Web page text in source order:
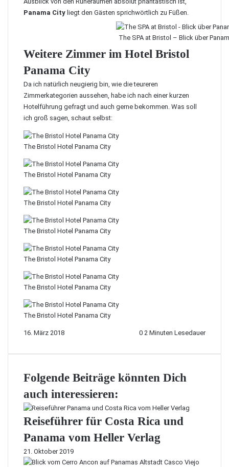
Panama City liegt den Gästen sprichwörtlich zu Füßen.
The SPA at Bristol – Blick über
Weitere Zimmer im Hotel Bristol
Panama City
Da ich natürlich neugierig bin, wie die teureren
Zimmerkategorien aussehen, habe ich nach einer kurzen
Hotelführung gefragt und auch gerne bekommen. Was soll
ich groß sagen, schaut selbst:
The Bristol Hotel Panama City
The Bristol Hotel Panama City
The Bristol Hotel Panama City
The Bristol Hotel Panama City
The Bristol Hotel Panama City
The Bristol Hotel Panama City
The Bristol Hotel Panama City
16. März 2018 0 2 Minuten Lesedauer
Folgende Beiträge könnten Dich
auch interessieren:
Reiseführer für Costa Rica und
Panama vom Heller Verlag
21. Oktober 2019